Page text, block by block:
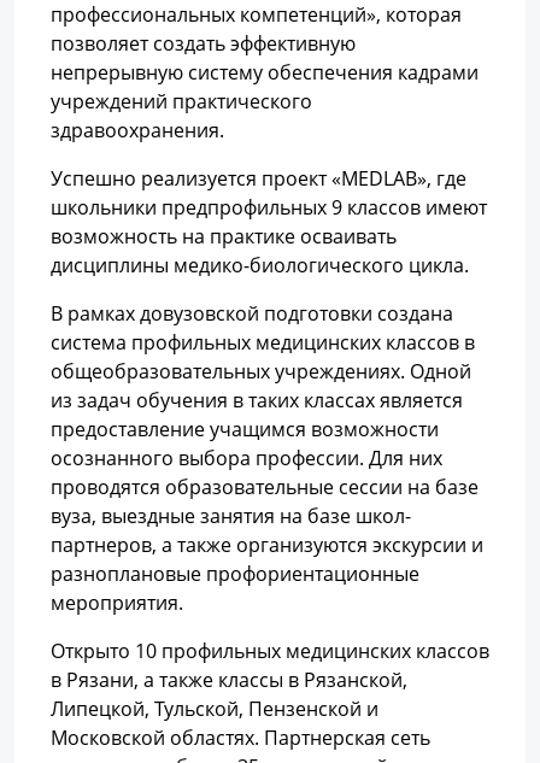
профессиональных компетенций», которая
позволяет создать эффективную
непрерывную систему обеспечения кадрами
учреждений практического
здравоохранения.
Успешно реализуется проект «MEDLAB», где
школьники предпрофильных 9 классов имеют
возможность на практике осваивать
дисциплины медико-биологического цикла.
В рамках довузовской подготовки создана
система профильных медицинских классов в
общеобразовательных учреждениях. Одной
из задач обучения в таких классах является
предоставление учащимся возможности
осознанного выбора профессии. Для них
проводятся образовательные сессии на базе
вуза, выездные занятия на базе школ-
партнеров, а также организуются экскурсии и
разноплановые профориентационные
мероприятия.
Открыто 10 профильных медицинских классов
в Рязани, а также классы в Рязанской,
Липецкой, Тульской, Пензенской и
Московской областях. Партнерская сеть